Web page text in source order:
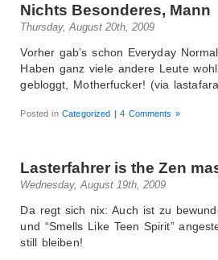
Nichts Besonderes, Mann
Thursday, August 20th, 2009
Vorher gab’s schon Everyday
Haben ganz viele andere Leute
gebloggt, Motherfucker! (via
Posted inCategorized | 4 Comments »
Lasterfahrer is the Zen
Wednesday, August 19th, 2009
Da regt sich nix: Auch ist zu
und “Smells Like Teen Spirit”
still bleiben!